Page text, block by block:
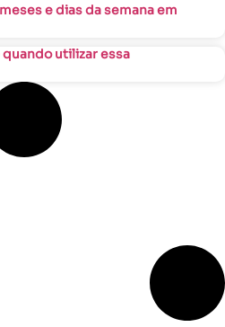
e dias da semana em
utilizar essa